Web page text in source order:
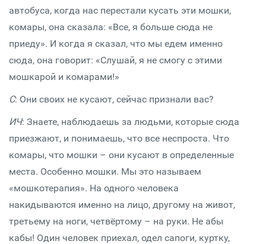
автобуса, когда нас перестали кусать эти мошки,
комары, она сказала: «Все, я больше сюда не
приеду». И когда я сказал, что мы едем именно
сюда, она говорит: «Слушай, я не смогу с этими
мошкарой и комарами!»
С: Они своих не кусают, сейчас признали вас?
ИЧ: Знаете, наблюдаешь за людьми, которые сюда
приезжают, и понимаешь, что все неспроста. Что
комары, что мошки – они кусают в определенные
места. Особенно мошки. Мы это называем
«мошкотерапия». На одного человека
накидываются именно на лицо, другому на живот,
третьему на ноги, четвёртому – на руки. Не абы
кабы! Один человек приехал, одел сапоги, куртку,